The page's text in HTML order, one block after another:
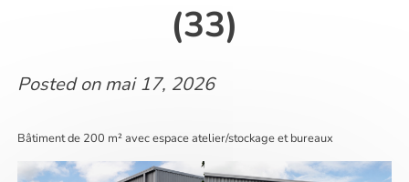
(33)
Posted onmai 17, 2026
Bâtiment de 200 m² avec espace atelier/stockage et bureaux